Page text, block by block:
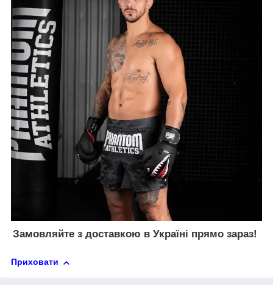
Замовляйте з доставкою в Україні прямо зараз!
Приховати